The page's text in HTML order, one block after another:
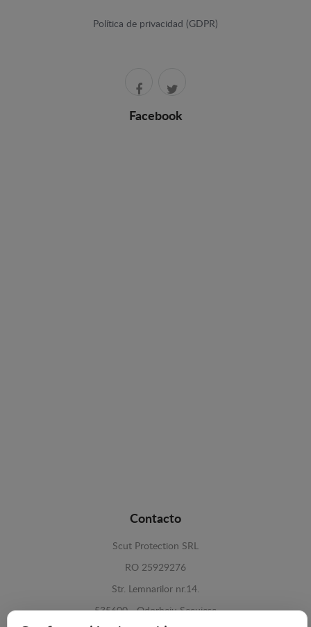
Política de privacidad (GDPR)
Facebook
Contacto
Scut Protection SRL
RO 25929276
Str. Lemnarilor nr.14.
535600 - Odorheiu Secuiesc